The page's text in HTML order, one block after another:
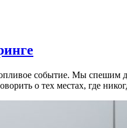
событие. Мы
о тех местах, где